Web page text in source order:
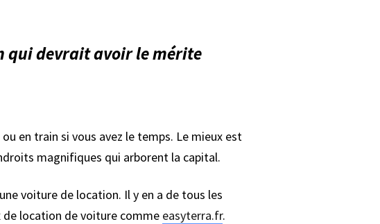
qui devrait avoir le mérite
en train si vous avez le temps. Le mieux est
magnifiques qui arborent la capital.
voiture de location. Il y en a de tous les
de location de voiture comme easyterra.fr.